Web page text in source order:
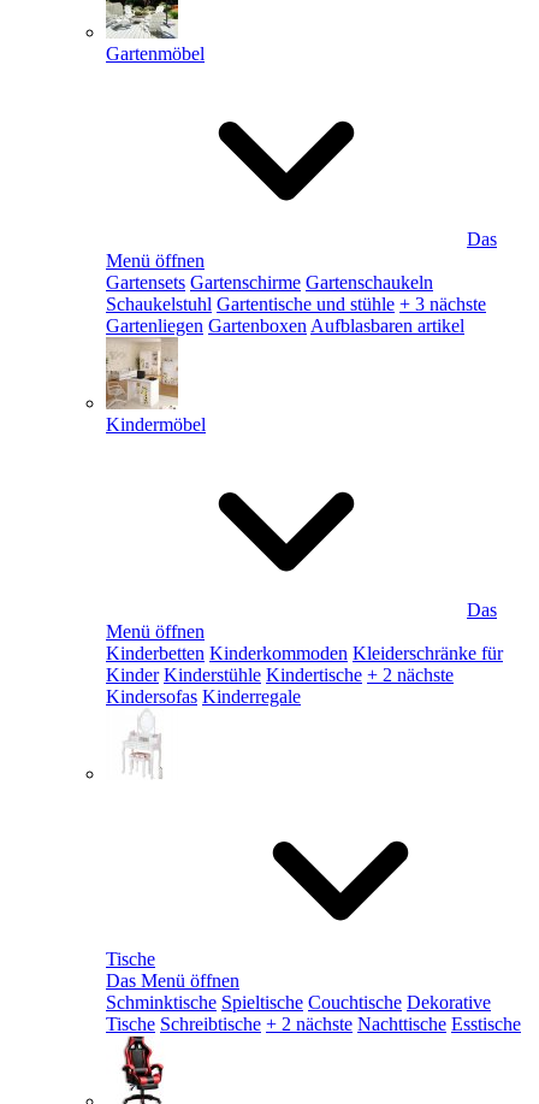
Gartenmöbel
Das
Menü öffnen
Gartensets Gartenschirme Gartenschaukeln
Schaukelstuhl Gartentische und stühle + 3 nächste
Gartenliegen Gartenboxen Aufblasbaren artikel
Kindermöbel
Das
Menü öffnen
Kinderbetten Kinderkommoden Kleiderschränke für
Kinder Kinderstühle Kindertische + 2 nächste
Kindersofas Kinderregale
Tische
Das Menü öffnen
Schminktische Spieltische Couchtische Dekorative
Tische Schreibtische + 2 nächste Nachttische Esstische